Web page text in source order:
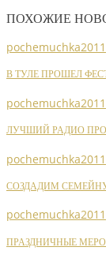
ПОХОЖИЕ
pochemuchka2011
В ТУЛЕ ПРОШЕЛ
pochemuchka2011
ЛУЧШИЙ РАДИО
pochemuchka2011
СОЗДАДИМ
pochemuchka2011
ПРАЗДНИЧНЫЕ